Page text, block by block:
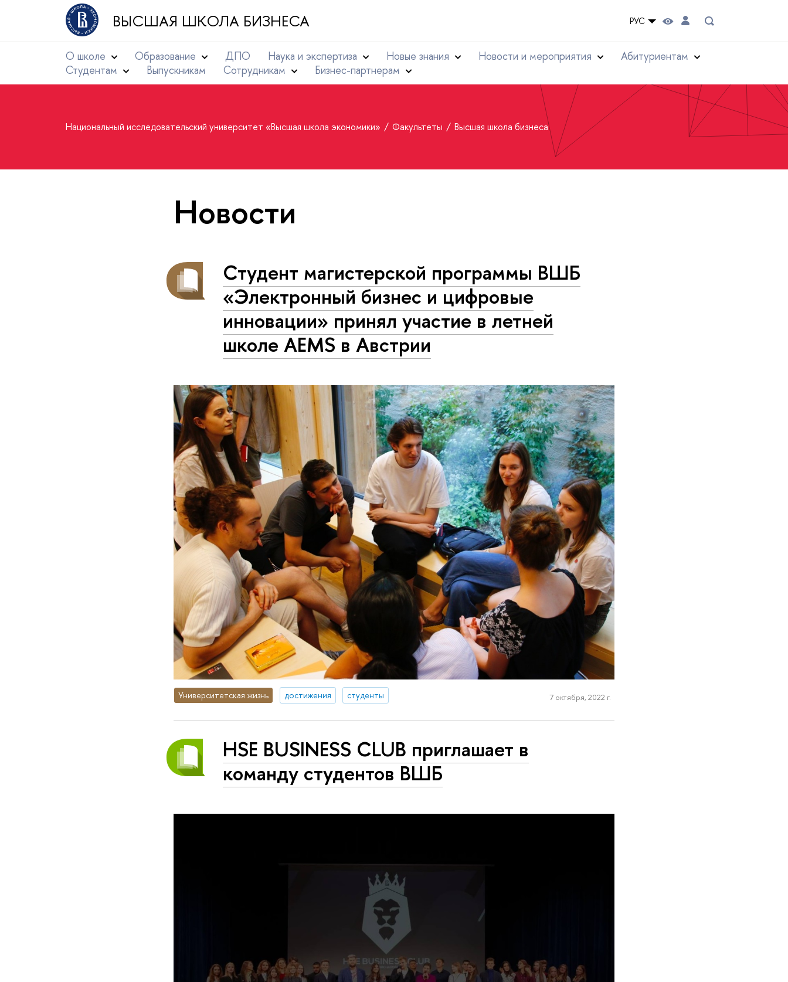
ВЫСШАЯ ШКОЛА БИЗНЕСА РУС
О школе Образование ДПО Наука и экспертиза Новые знания Новости и мероприятия
Абитуриентам
Студентам
Выпускникам Сотрудникам Бизнес-партнерам
Национальный исследовательский университет «Высшая школа экономики» Факультеты Высшая школа бизнеса
Новости
Студент магистерской программы ВШБ
«Электронный бизнес и цифровые
инновации» принял участие в летней
школе AEMS в Австрии
Университетская жизнь достижения студенты 7 октября, 2022 г.
HSE BUSINESS CLUB приглашает в
команду студентов ВШБ